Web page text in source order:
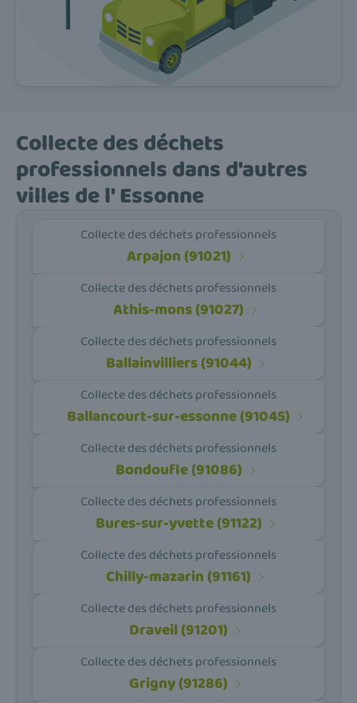
Collecte des déchets
professionnels dans d'autres
villes de l' Essonne
Collecte des déchets professionnels
Arpajon (91021)
Collecte des déchets professionnels
Athis-mons (91027)
Collecte des déchets professionnels
Ballainvilliers (91044)
Collecte des déchets professionnels
Ballancourt-sur-essonne (91045)
Collecte des déchets professionnels
Bondoufle (91086)
Collecte des déchets professionnels
Bures-sur-yvette (91122)
Collecte des déchets professionnels
Chilly-mazarin (91161)
Collecte des déchets professionnels
Draveil (91201)
Collecte des déchets professionnels
Grigny (91286)